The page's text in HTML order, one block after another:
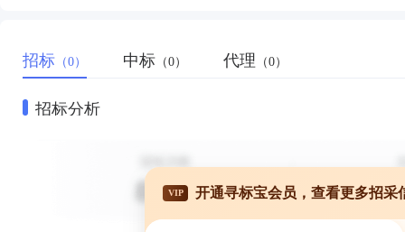
招标 （0） 中标 （0） 代理 （0）
招标分析
VIP 开通寻标宝会员，查看更多招采